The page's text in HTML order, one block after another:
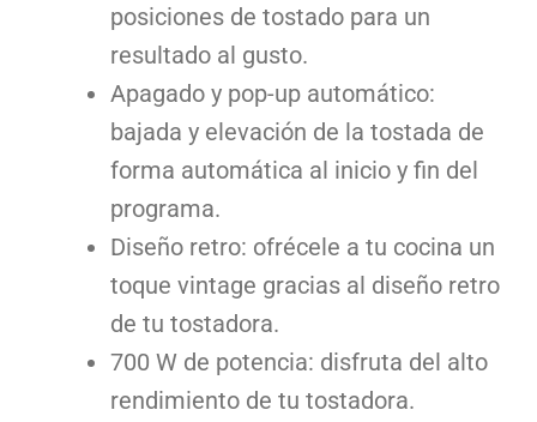
posiciones de tostado para un
resultado al gusto.
Apagado y pop-up automático:
bajada y elevación de la tostada de
forma automática al inicio y fin del
programa.
Diseño retro: ofrécele a tu cocina un
toque vintage gracias al diseño retro
de tu tostadora.
700 W de potencia: disfruta del alto
rendimiento de tu tostadora.